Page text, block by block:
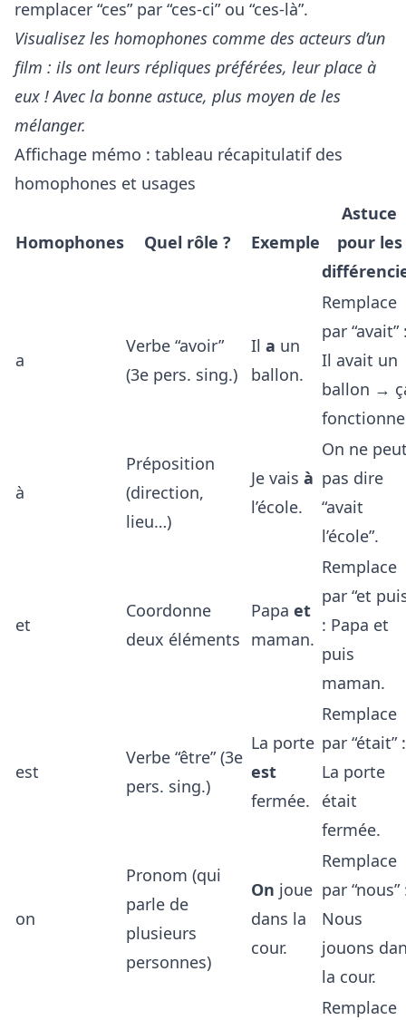
remplacer “ces” par “ces-ci” ou “ces-là”.
Visualisez les homophones comme des acteurs d’un
film : ils ont leurs répliques préférées, leur place à
eux ! Avec la bonne astuce, plus moyen de les
mélanger.
Affichage mémo : tableau récapitulatif des
homophones et usages
Homophones Quel rôle ? Exemple
Astuce
pour les
a
Verbe “avoir”
(3e pers. sing.)
Il a un
ballon.
Remplace
par “avait”
Il avait un
ballon →
à
Préposition
(direction,
lieu…)
Je vais à
l’école.
On ne
pas dire
“avait
l’école”.
et
Coordonne
deux éléments
Papa et
maman.
Remplace
par “et
: Papa et
puis
maman.
est
Verbe “être” (3e
pers. sing.)
La porte
est
fermée.
Remplace
par “était” :
La porte
était
fermée.
on
Pronom (qui
parle de
plusieurs
personnes)
On joue
dans la
cour.
Remplace
par “nous”
Nous
jouons
la cour.
Remplace